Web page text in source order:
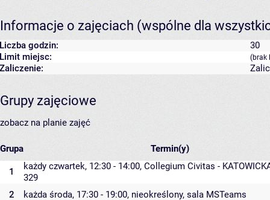
Informacje o zajęciach (wspólne dla
Liczba godzin:
30
Limit miejsc:
(brak
Zaliczenie:
Grupy zajęciowe
zobacz na planie zajęć
Grupa Termin(y)
1 każdy czwartek, 12:30 - 14:00, Collegium Civitas -
329
2
każda środa, 17:30 - 19:00, nieokreślony, sala MSTeams